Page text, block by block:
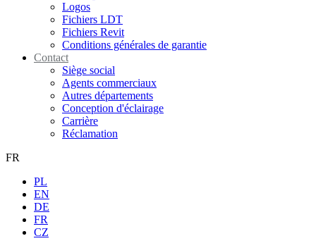
Logos
Fichiers LDT
Fichiers Revit
Conditions générales de garantie
Contact
Siège social
Agents commerciaux
Autres départements
Conception d'éclairage
Carrière
Réclamation
FR
PL
EN
DE
FR
CZ